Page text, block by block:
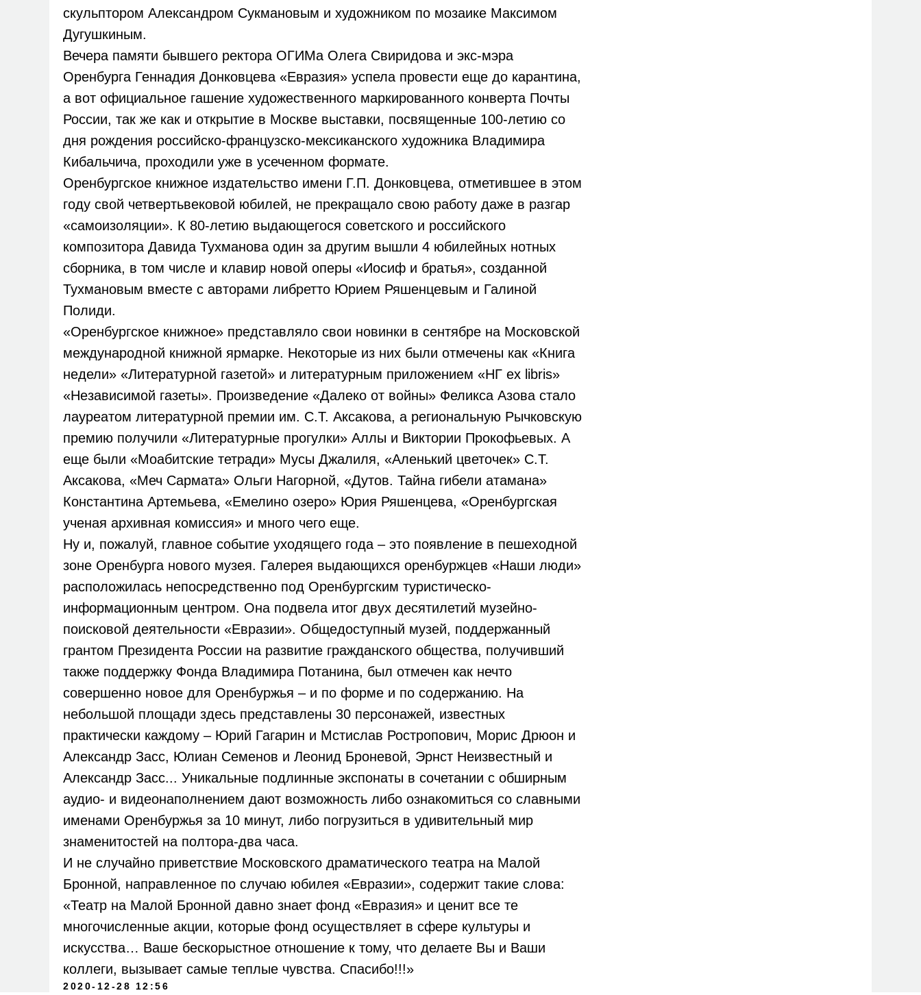
скульптором Александром Сукмановым и художником по мозаике Максимом
Дугушкиным.
Вечера памяти бывшего ректора ОГИМа Олега Свиридова и экс-мэра
Оренбурга Геннадия Донковцева «Евразия» успела провести еще до карантина,
а вот официальное гашение художественного маркированного конверта Почты
России, так же как и открытие в Москве выставки, посвященные 100-летию со
дня рождения российско-французско-мексиканского художника Владимира
Кибальчича, проходили уже в усеченном формате.
Оренбургское книжное издательство имени Г.П. Донковцева, отметившее в этом
году свой четвертьвековой юбилей, не прекращало свою работу даже в разгар
«самоизоляции». К 80-летию выдающегося советского и российского
композитора Давида Тухманова один за другим вышли 4 юбилейных нотных
сборника, в том числе и клавир новой оперы «Иосиф и братья», созданной
Тухмановым вместе с авторами либретто Юрием Ряшенцевым и Галиной
Полиди.
«Оренбургское книжное» представляло свои новинки в сентябре на Московской
международной книжной ярмарке. Некоторые из них были отмечены как «Книга
недели» «Литературной газетой» и литературным приложением «НГ ex libris»
«Независимой газеты». Произведение «Далеко от войны» Феликса Азова стало
лауреатом литературной премии им. С.Т. Аксакова, а региональную Рычковскую
премию получили «Литературные прогулки» Аллы и Виктории Прокофьевых. А
еще были «Моабитские тетради» Мусы Джалиля, «Аленький цветочек» С.Т.
Аксакова, «Меч Сармата» Ольги Нагорной, «Дутов. Тайна гибели атамана»
Константина Артемьева, «Емелино озеро» Юрия Ряшенцева, «Оренбургская
ученая архивная комиссия» и много чего еще.
Ну и, пожалуй, главное событие уходящего года – это появление в пешеходной
зоне Оренбурга нового музея. Галерея выдающихся оренбуржцев «Наши люди»
расположилась непосредственно под Оренбургским туристическо-
информационным центром. Она подвела итог двух десятилетий музейно-
поисковой деятельности «Евразии». Общедоступный музей, поддержанный
грантом Президента России на развитие гражданского общества, получивший
также поддержку Фонда Владимира Потанина, был отмечен как нечто
совершенно новое для Оренбуржья – и по форме и по содержанию. На
небольшой площади здесь представлены 30 персонажей, известных
практически каждому – Юрий Гагарин и Мстислав Ростропович, Морис Дрюон и
Александр Засс, Юлиан Семенов и Леонид Броневой, Эрнст Неизвестный и
Александр Засс... Уникальные подлинные экспонаты в сочетании с обширным
аудио- и видеонаполнением дают возможность либо ознакомиться со славными
именами Оренбуржья за 10 минут, либо погрузиться в удивительный мир
знаменитостей на полтора-два часа.
И не случайно приветствие Московского драматического театра на Малой
Бронной, направленное по случаю юбилея «Евразии», содержит такие слова:
«Театр на Малой Бронной давно знает фонд «Евразия» и ценит все те
многочисленные акции, которые фонд осуществляет в сфере культуры и
искусства… Ваше бескорыстное отношение к тому, что делаете Вы и Ваши
коллеги, вызывает самые теплые чувства. Спасибо!!!»
2020-12-28 12:56